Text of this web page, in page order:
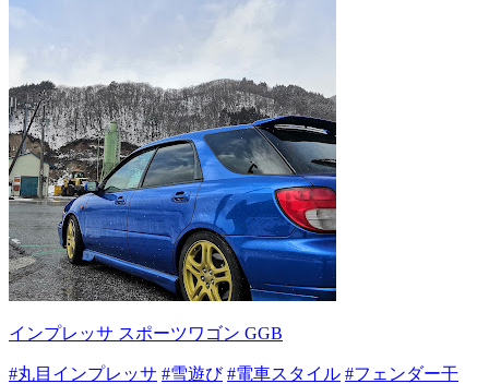
インプレッサ スポーツワゴン GGB
#丸目インプレッサ #雪遊び #電車スタイル #フェンダー干